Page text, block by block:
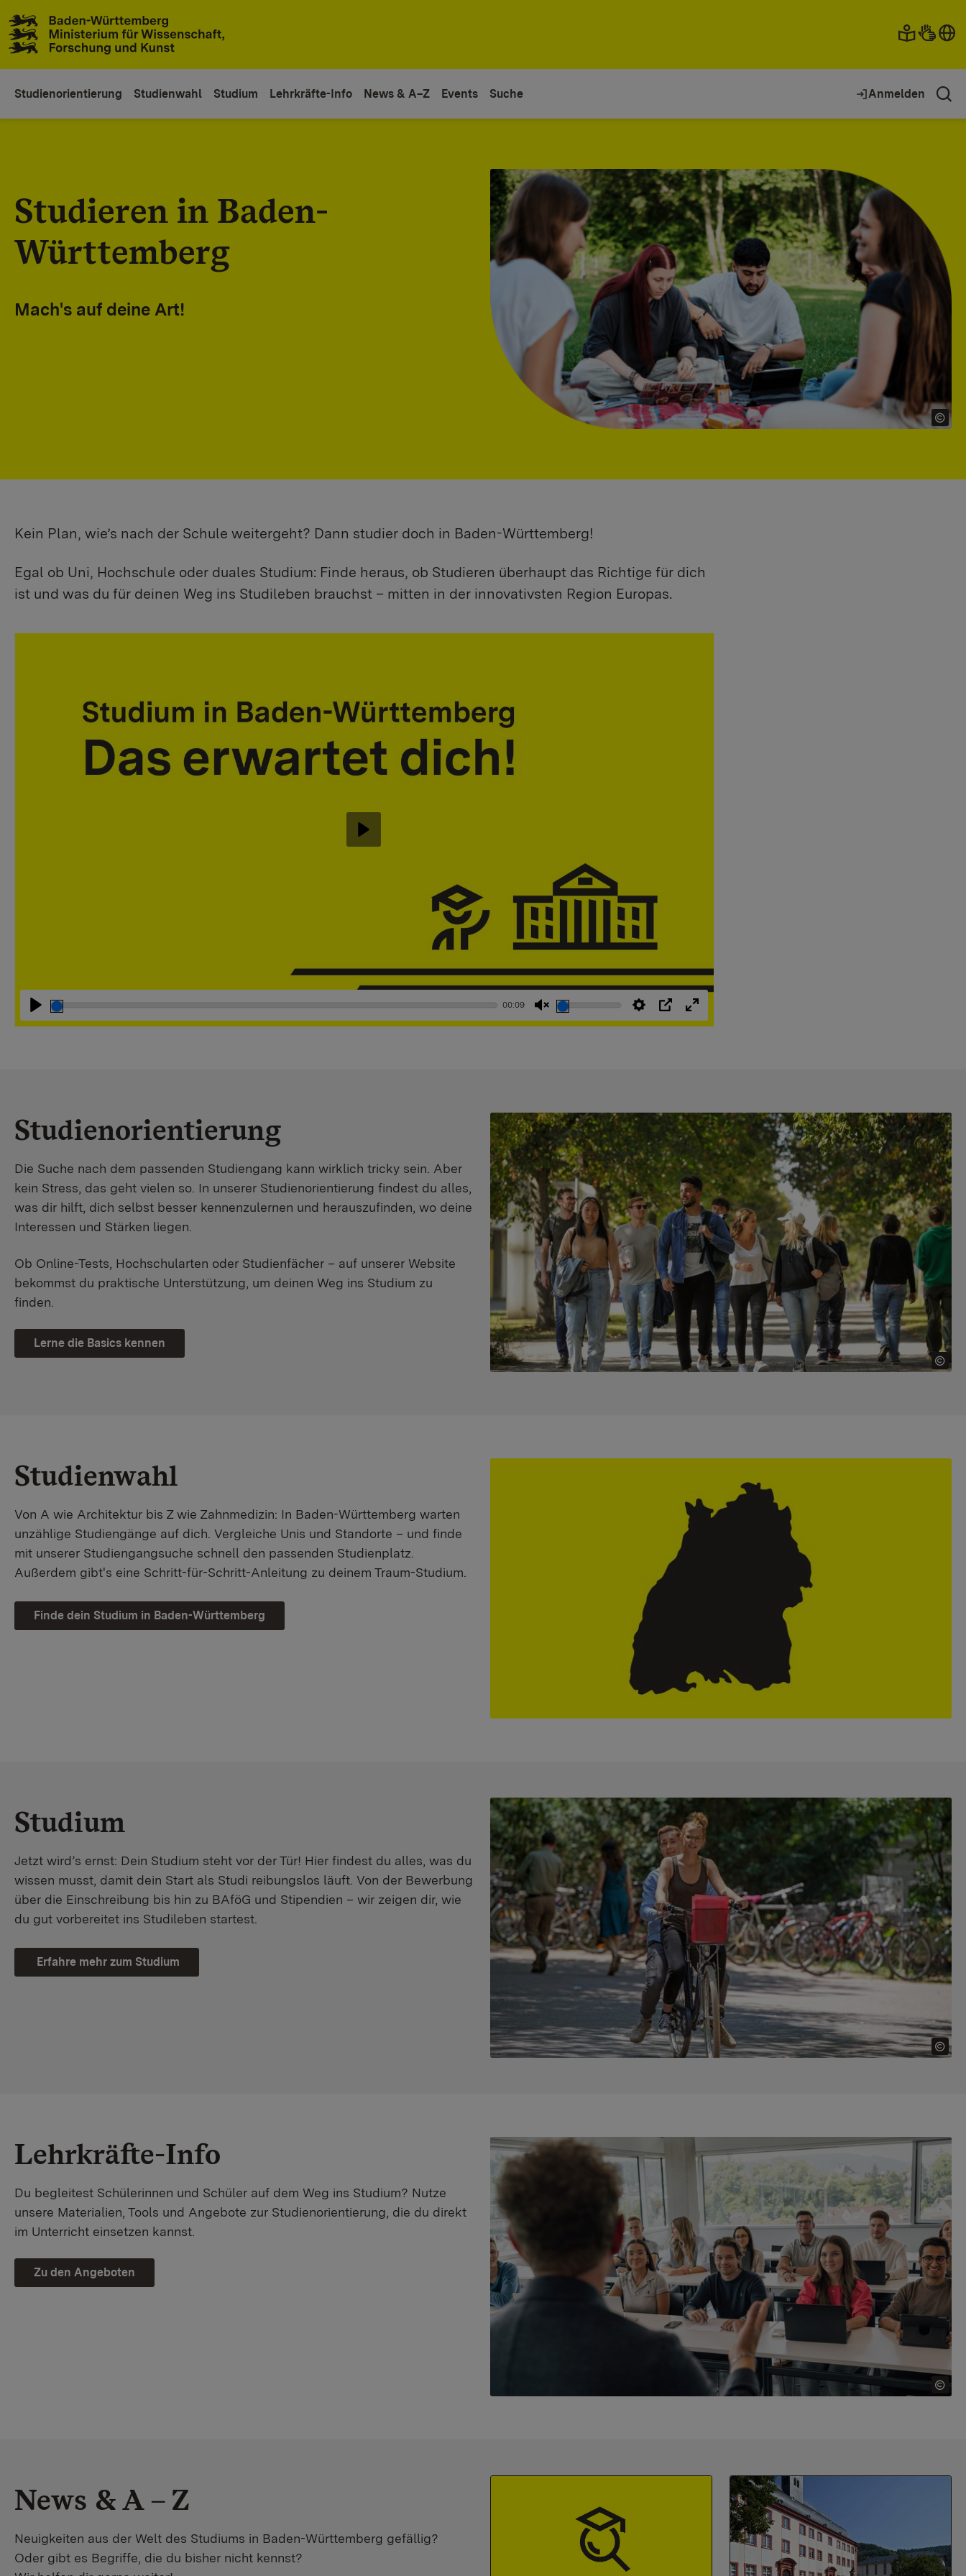
Studienorientierung Studienwahl Studium Lehrkräfte-Info News & A–Z Events Suche Anmelden
Studieren in Baden-
Württemberg
Mach's auf deine Art!
Kein Plan, wie’s nach der Schule weitergeht? Dann studier doch in Baden-Württemberg!
Egal ob Uni, Hochschule oder duales Studium: Finde heraus, ob Studieren überhaupt das Richtige für dich
ist und was du für deinen Weg ins Studileben brauchst – mitten in der innovativsten Region Europas.
Abspielen
00:09
StummschaltungEinstellungen
PIP Vollbild
Abspielen
Studienorientierung
Die Suche nach dem passenden Studiengang kann wirklich tricky sein. Aber
kein Stress, das geht vielen so. In unserer Studienorientierung findest du alles,
was dir hilft, dich selbst besser kennenzulernen und herauszufinden, wo deine
Interessen und Stärken liegen.
Ob Online-Tests, Hochschularten oder Studienfächer – auf unserer Website
bekommst du praktische Unterstützung, um deinen Weg ins Studium zu
finden.
Lerne die Basics kennen
Studienwahl
Von A wie Architektur bis Z wie Zahnmedizin: In Baden-Württemberg warten
unzählige Studiengänge auf dich. Vergleiche Unis und Standorte – und finde
mit unserer Studiengangsuche schnell den passenden Studienplatz.
Außerdem gibt's eine Schritt-für-Schritt-Anleitung zu deinem Traum-Studium.
Finde dein Studium in Baden-Württemberg
Studium
Jetzt wird’s ernst: Dein Studium steht vor der Tür! Hier findest du alles, was du
wissen musst, damit dein Start als Studi reibungslos läuft. Von der Bewerbung
über die Einschreibung bis hin zu BAföG und Stipendien – wir zeigen dir, wie
du gut vorbereitet ins Studileben startest.
Erfahre mehr zum Studium
Lehrkräfte-Info
Du begleitest Schülerinnen und Schüler auf dem Weg ins Studium? Nutze
unsere Materialien, Tools und Angebote zur Studienorientierung, die du direkt
im Unterricht einsetzen kannst.
Zu den Angeboten
News & A – Z
Neuigkeiten aus der Welt des Studiums in Baden-Württemberg gefällig?
Oder gibt es Begriffe, die du bisher nicht kennst?